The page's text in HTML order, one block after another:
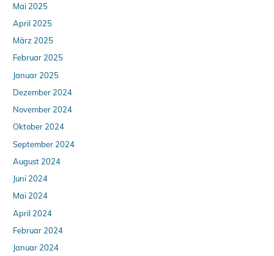
Mai 2025
April 2025
März 2025
Februar 2025
Januar 2025
Dezember 2024
November 2024
Oktober 2024
September 2024
August 2024
Juni 2024
Mai 2024
April 2024
Februar 2024
Januar 2024